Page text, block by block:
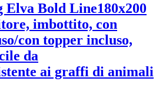
Elva Bold Line180x200
imbottito, con
con topper incluso,
da
ai graffi di animali